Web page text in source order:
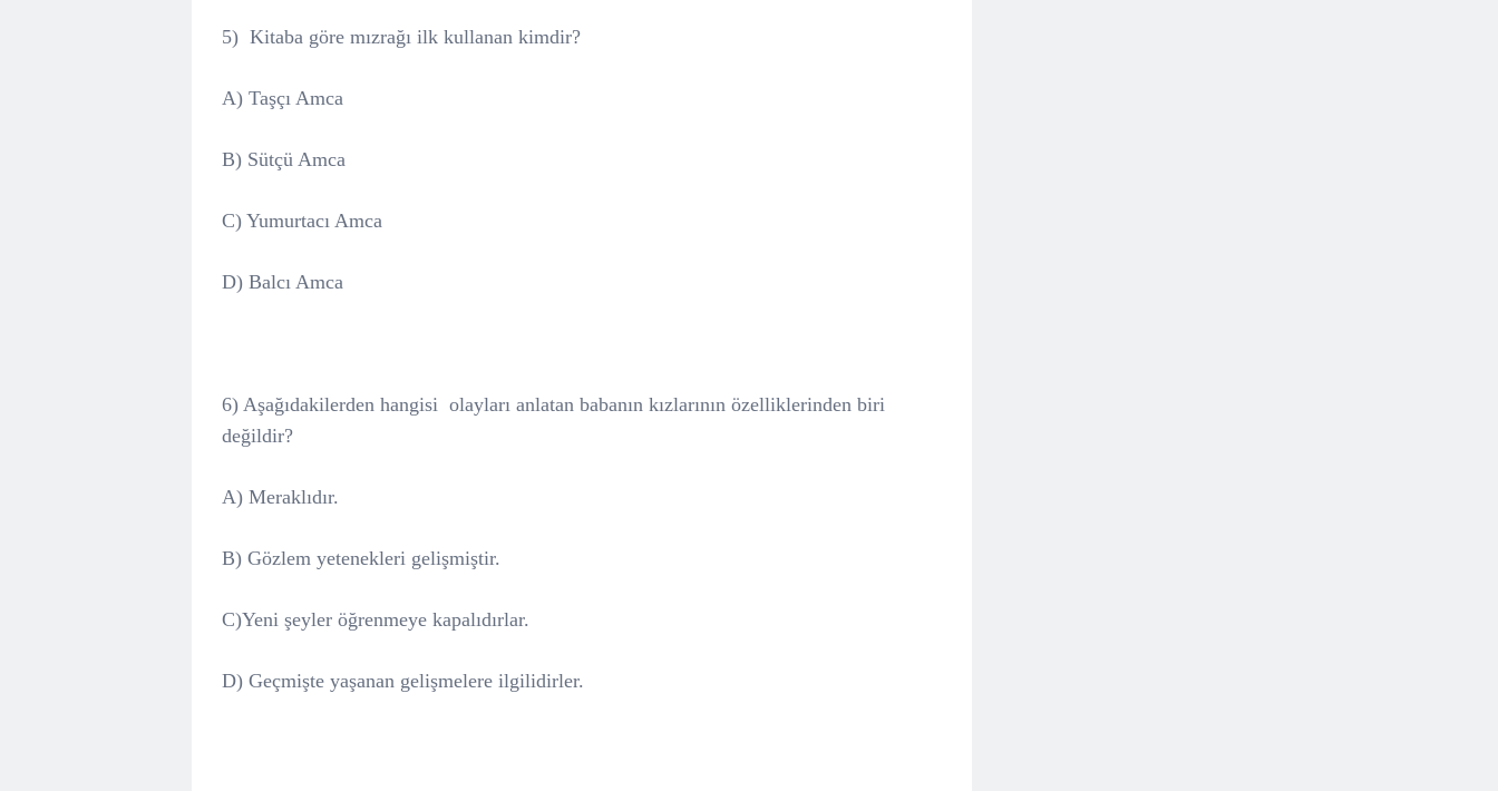
5) Kitaba göre mızrağı ilk kullanan kimdir?
A) Taşçı Amca
B) Sütçü Amca
C) Yumurtacı Amca
D) Balcı Amca
6) Aşağıdakilerden hangisi olayları anlatan babanın kızlarının özelliklerinden biri
değildir?
A) Meraklıdır.
B) Gözlem yetenekleri gelişmiştir.
C)Yeni şeyler öğrenmeye kapalıdırlar.
D) Geçmişte yaşanan gelişmelere ilgilidirler.